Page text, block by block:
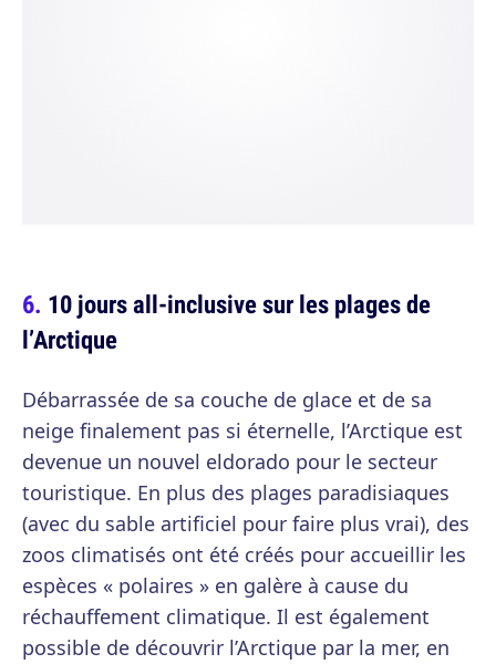
10 jours all-inclusive sur les plages de
l’Arctique
Débarrassée de sa couche de glace et de sa
neige finalement pas si éternelle, l’Arctique est
devenue un nouvel eldorado pour le secteur
touristique. En plus des plages paradisiaques
(avec du sable artificiel pour faire plus vrai), des
zoos climatisés ont été créés pour accueillir les
espèces « polaires » en galère à cause du
réchauffement climatique. Il est également
possible de découvrir l’Arctique par la mer, en